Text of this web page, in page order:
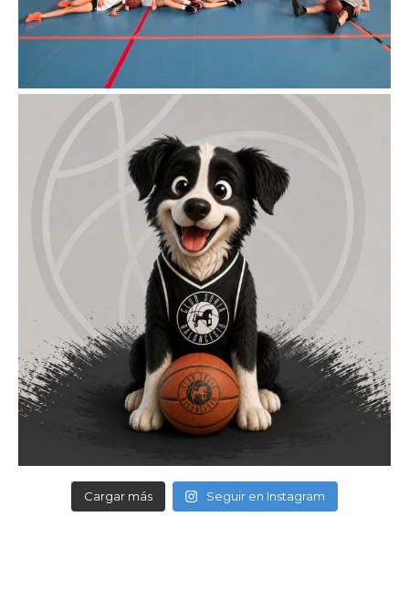
Cargar más Seguir en Instagram